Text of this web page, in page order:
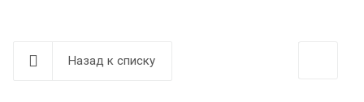
Назад к списку